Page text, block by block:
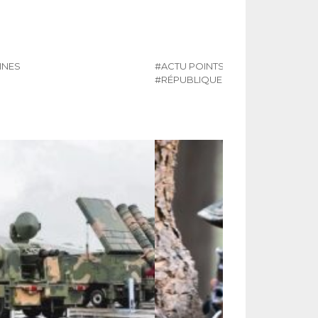
#ACTU POINTS CHAUDS
#RÉPUBLIQUE DÉMOCRATIQUE